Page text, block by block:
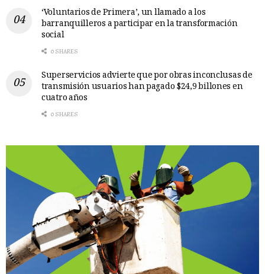
‘Voluntarios de Primera’, un llamado a los
barranquilleros a participar en la transformación
social
0 SHARES
Superservicios advierte que por obras inconclusas de
transmisión usuarios han pagado $24,9 billones en
cuatro años
0 SHARES